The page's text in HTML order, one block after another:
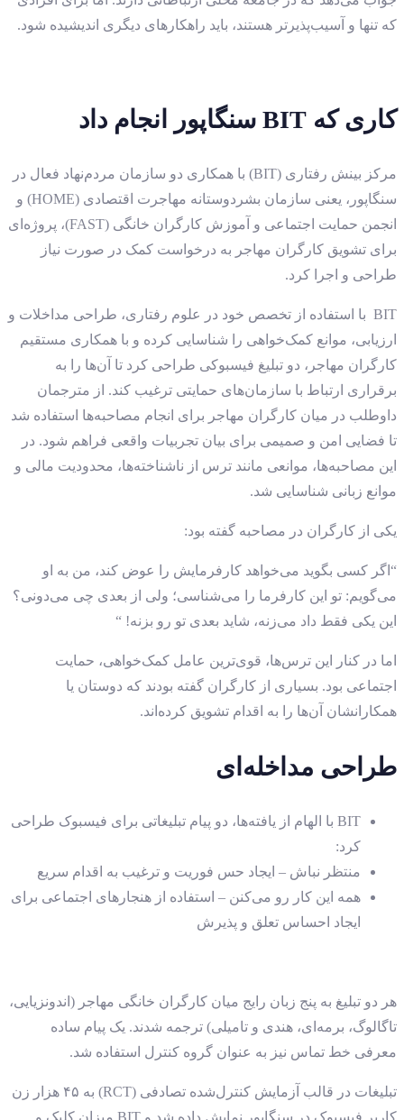
که تنها و آسیب‌پذیرتر هستند، باید راهکارهای دیگری اندیشیده شود.
کاری که سنگاپور انجام داد
مرکز بینش رفتاری (BIT) با همکاری دو سازمان مردم‌نهاد فعال در
سنگاپور، یعنی سازمان بشردوستانه مهاجرت اقتصادی (HOME) و
انجمن حمایت اجتماعی و آموزش کارگران خانگی (FAST)، پروژه‌ای
برای تشویق کارگران مهاجر به درخواست کمک در صورت نیاز
طراحی و اجرا کرد.
BIT با استفاده از تخصص خود در علوم رفتاری، طراحی مداخلات و
ارزیابی، موانع کمک‌خواهی را شناسایی کرده و با همکاری مستقیم
کارگران مهاجر، دو تبلیغ فیسبوکی طراحی کرد تا آن‌ها را به
برقراری ارتباط با سازمان‌های حمایتی ترغیب کند. از مترجمان
داوطلب در میان کارگران مهاجر برای انجام مصاحبه‌ها استفاده شد
تا فضایی امن و صمیمی برای بیان تجربیات واقعی فراهم شود. در
این مصاحبه‌ها، موانعی مانند ترس از ناشناخته‌ها، محدودیت مالی و
موانع زبانی شناسایی شد.
یکی از کارگران در مصاحبه گفته بود:
“اگر کسی بگوید می‌خواهد کارفرمایش را عوض کند، من به او
می‌گویم: تو این کارفرما را می‌شناسی؛ ولی از بعدی چی می‌دونی؟
این یکی فقط داد می‌زنه، شاید بعدی تو رو بزنه! “
اما در کنار این ترس‌ها، قوی‌ترین عامل کمک‌خواهی، حمایت
اجتماعی بود. بسیاری از کارگران گفته بودند که دوستان یا
همکارانشان آن‌ها را به اقدام تشویق کرده‌اند.
طراحی مداخله‌ای
BIT با الهام از یافته‌ها، دو پیام تبلیغاتی برای فیسبوک طراحی
کرد:
منتظر نباش – ایجاد حس فوریت و ترغیب به اقدام سریع
همه این کار رو می‌کنن – استفاده از هنجارهای اجتماعی برای
ایجاد احساس تعلق و پذیرش
هر دو تبلیغ به پنج زبان رایج میان کارگران خانگی مهاجر (اندونزیایی،
تاگالوگ، برمه‌ای، هندی و تامیلی) ترجمه شدند. یک پیام ساده
معرفی خط تماس نیز به عنوان گروه کنترل استفاده شد.
تبلیغات در قالب آزمایش کنترل‌شده تصادفی (RCT) به ۴۵ هزار زن
کاربر فیسبوک در سنگاپور نمایش داده شد و BIT میزان کلیک و